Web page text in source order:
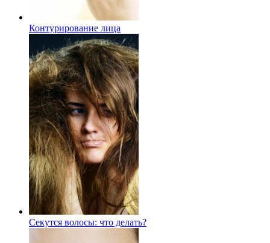
Контурирование лица
Секутся волосы: что делать?